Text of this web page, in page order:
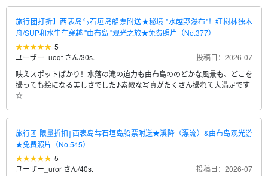
旅行团打折】西表岛⇆石垣岛船票附送★秘境 "水越野瀑布"！红树林独木
舟/SUP和水牛车穿越 "由布岛 "观光之旅★免费照片（No.377）
5
ユーザー_uoqt さん/30s.
投稿日：2026-07
映えスポットばかり！水落の滝の迫力も由布島ののどかな風景も、どこを
撮っても絵になる美しさでした♪素敵な写真がたくさん撮れて大満足です
☆
旅行团 限量折扣] 西表岛⇆石垣岛船票附送★溪降（漂流）&由布岛观光游
★免费照片（No.545）
5
ユーザー_uror さん/40s.
投稿日：2026-07